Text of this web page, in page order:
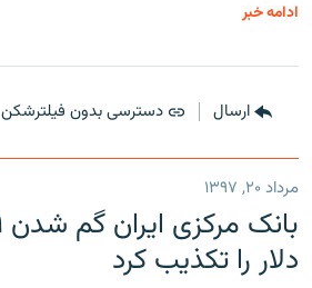
ادامه خبر
ارسال دسترسی بدون فیلترشکن
مرداد ۲۰, ۱۳۹۷
دلار را تکذیب کرد